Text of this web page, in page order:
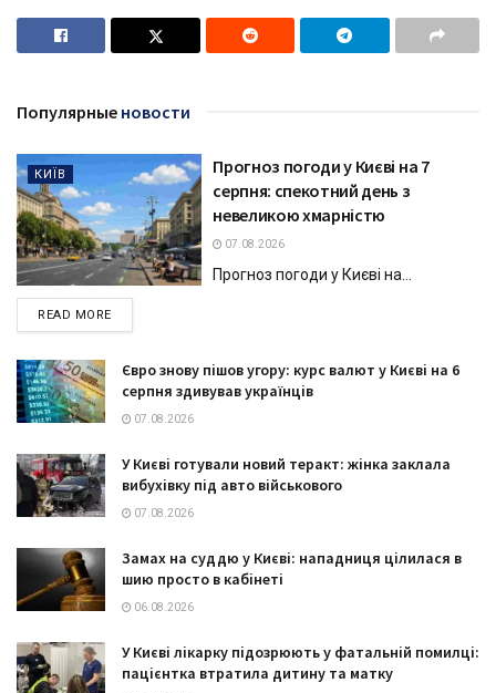
Популярные новости
КИЇВ
Прогноз погоди у Києві на 7
серпня: спекотний день з
невеликою хмарністю
07.08.2026
Прогноз погоди у Києві на...
READ MOREDETAILS
Євро знову пішов угору: курс валют у Києві на 6
серпня здивував українців
07.08.2026
У Києві готували новий теракт: жінка заклала
вибухівку під авто військового
07.08.2026
Замах на суддю у Києві: нападниця цілилася в
шию просто в кабінеті
06.08.2026
У Києві лікарку підозрюють у фатальній помилці:
пацієнтка втратила дитину та матку